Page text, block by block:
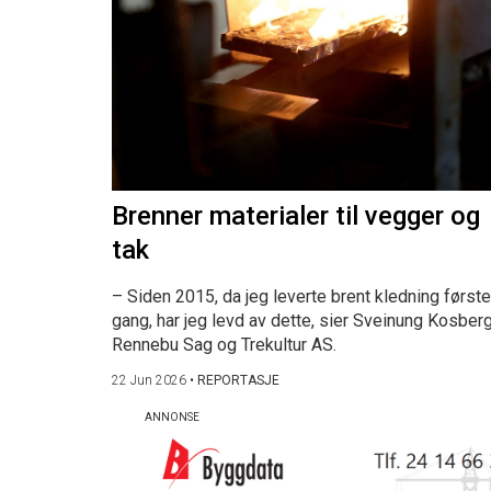
Brenner materialer til vegger og
tak
– Siden 2015, da jeg leverte brent kledning første
gang, har jeg levd av dette, sier Sveinung
Rennebu Sag og Trekultur AS.
22 Jun 2026 • REPORTASJE